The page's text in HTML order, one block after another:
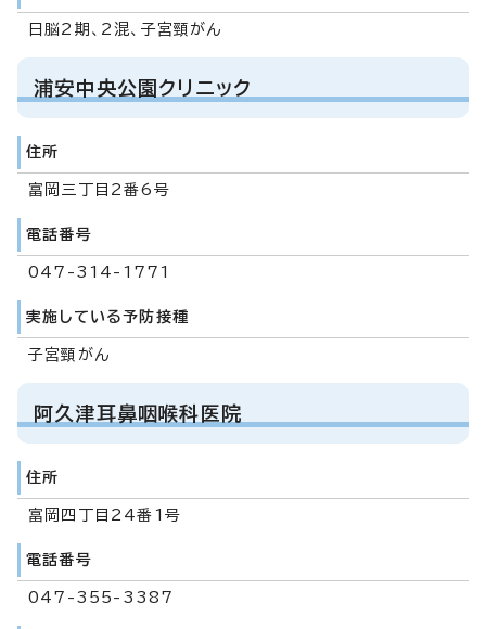
日脳2期、2混、子宮頸がん
浦安中央公園クリニック
住所
富岡三丁目2番6号
電話番号
047-314-1771
実施している予防接種
子宮頸がん
阿久津耳鼻咽喉科医院
住所
富岡四丁目24番1号
電話番号
047-355-3387